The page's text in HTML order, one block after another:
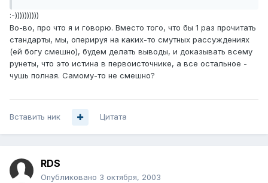
:-))))))))))
Во-во, про что я и говорю. Вместо того, что бы 1 раз прочитать
стандарты, мы, оперируя на каких-то смутных рассуждениях
(ей богу смешно), будем делать выводы, и доказывать всему
рунеты, что это истина в первоисточнике, а все остальное -
чушь полная. Самому-то не смешно?
Вставить ник Цитата
RDS
Опубликовано 3 октября, 2003